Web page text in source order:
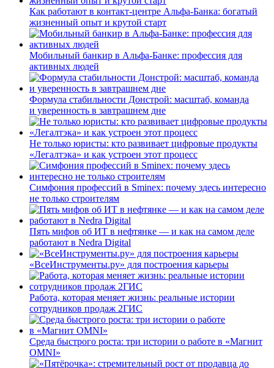
Как работают в контакт-центре Альфа-Банка: богатый
жизненный опыт и крутой старт
Мобильный банкир в Альфа-Банке: профессия для
активных людей
Формула стабильности Донстрой: масштаб, команда
и уверенность в завтрашнем дне
Не только юристы: кто развивает цифровые продукты
«Легалтэка» и как устроен этот процесс
Симфония профессий в Sminex: почему здесь интересно
не только строителям
Пять мифов об ИТ в нефтянке — и как на самом деле
работают в Nedra Digital
«ВсеИнструменты.ру» для построения карьеры
Работа, которая меняет жизнь: реальные истории
сотрудников продаж 2ГИС
Среда быстрого роста: три истории о работе в «Магнит
OMNI»